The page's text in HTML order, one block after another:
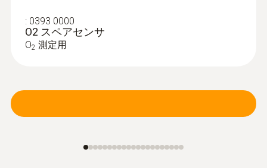
ブシャフトの交換が容易にできます
¥176,000
¥193,600
: 0393 0000
O2 スペアセンサ
O2 測定用